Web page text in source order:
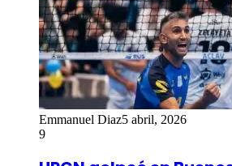
Emmanuel Diaz5 abril, 2026
9